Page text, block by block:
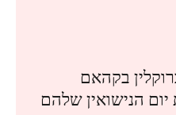
בקהאם
הנישואין שלהם